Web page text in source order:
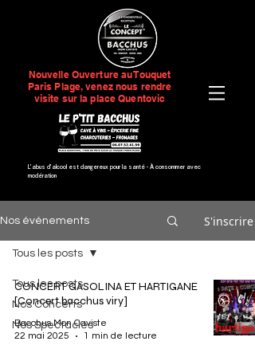
Nouvelle Ouverture au Touquet
Paris Plage, venez nous rendre
visite sur la place Quentovic
L’abus d’alcool est dangereux pour la santé - À consommer avec
modération
Nos événements S'inscrire
Tous les posts
Nos Concerts
Nos Spectacles
Tous les posts
CONCERT GASOLINA ET HARTIGANE
[Concert bacchus viry]
Bacchus Mon Caviste
22 mai 2025
1 min de lecture